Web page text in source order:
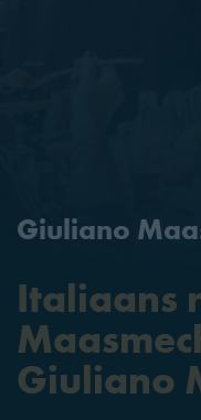
Giuliano
Italiaans
Giuliano